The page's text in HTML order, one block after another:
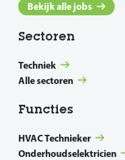
Bekijk alle jobs
Sectoren
Techniek
Alle sectoren
Functies
HVAC Technieker
Onderhoudselektricien